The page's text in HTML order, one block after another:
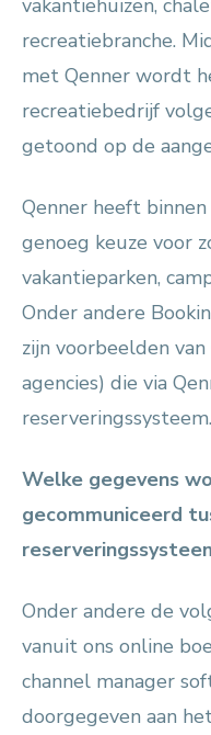
vakantiehuizen,
recreatiebranche.
met Qenner wordt
recreatiebedrijf
getoond op de
Qenner heeft
genoeg keuze voor
vakantieparken,
Onder andere
zijn voorbeelden van
agencies) die via
reserveringssysteem.
Welke gegevens
gecommuniceerd
Onder andere de
vanuit ons online
channel manager
doorgegeven aan